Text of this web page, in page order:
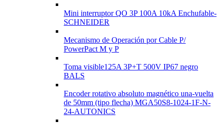
Mini interruptor QO 3P 100A 10kA Enchufable-
SCHNEIDER
Mecanismo de Operación por Cable P/
PowerPact M y P
Toma visible125A 3P+T 500V IP67 negro
BALS
Encoder rotativo absoluto magnético una-vuelta
de 50mm (tipo flecha) MGA50S8-1024-1F-N-
24-AUTONICS